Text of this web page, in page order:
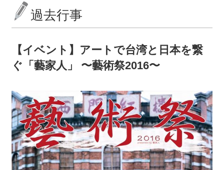
台
セ
ー
に
つ
い
て
最
過去行事
【イベント】アートで台湾と日本を繋
ぐ「藝家人」 〜藝術祭2016〜